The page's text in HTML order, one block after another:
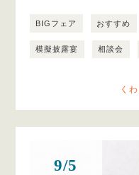
BIGフェア おすすめ
模擬披露宴 相談会
く
9/5